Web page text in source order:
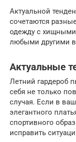
Актуальной
сочетаются
одежду с
любыми другими
Актуальные
Летний гардероб
себя не только
случая. Если в
элегантного
спортивного
исправить